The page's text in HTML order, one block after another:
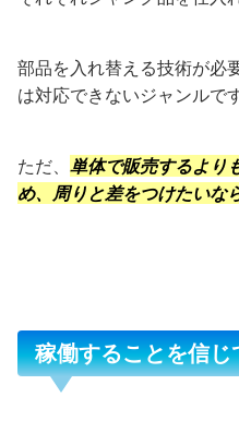
部品を入れ替える技術が必
は対応できないジャンルです
ただ、 単体で販売するより
め、周りと差をつけたいな
稼働することを信じ